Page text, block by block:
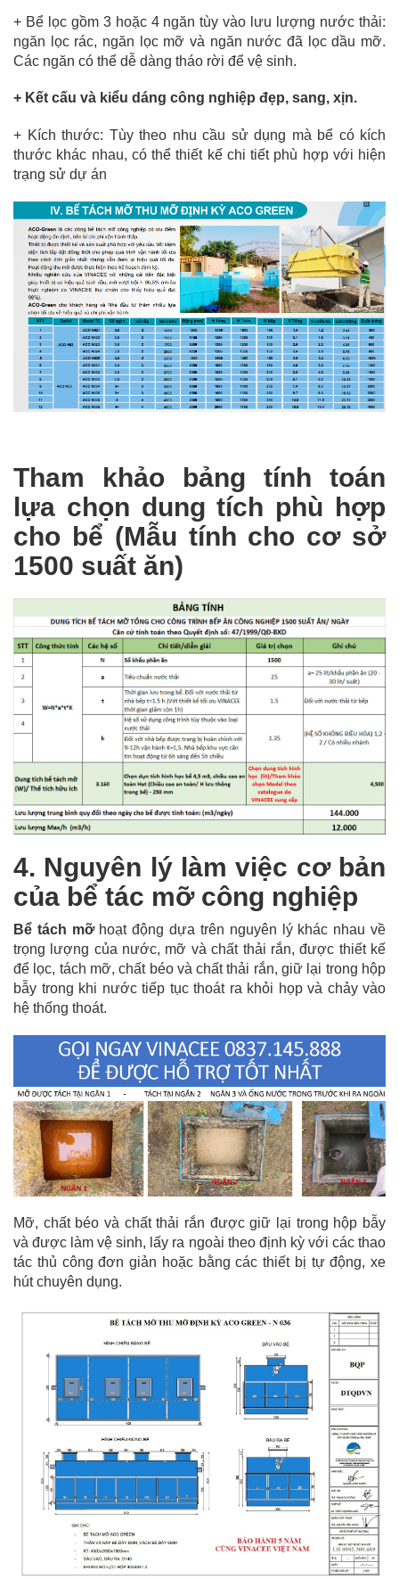
+ Bể lọc gồm 3 hoặc 4 ngăn tùy vào lưu lượng nước thải:
ngăn lọc rác, ngăn lọc mỡ và ngăn nước đã lọc dầu mỡ.
Các ngăn có thể dễ dàng tháo rời để vệ sinh.
+ Kết cấu và kiểu dáng công nghiệp đẹp, sang, xịn.
+ Kích thước: Tùy theo nhu cầu sử dụng mà bể có kích
thước khác nhau, có thể thiết kế chi tiết phù hợp với hiện
trạng sử dự án
Tham khảo bảng tính toán
lựa chọn dung tích phù hợp
cho bể (Mẫu tính cho cơ sở
1500 suất ăn)
4. Nguyên lý làm việc cơ bản
của bể tác mỡ công nghiệp
Bể tách mỡhoạt động dựa trên nguyên lý khác nhau về
trọng lượng của nước, mỡ và chất thải rắn, được thiết kế
để lọc, tách mỡ, chất béo và chất thải rắn, giữ lại trong hộp
bẫy trong khi nước tiếp tục thoát ra khỏi họp và chảy vào
hệ thống thoát.
Mỡ, chất béo và chất thải rắn được giữ lại trong hộp bẫy
và được làm vệ sinh, lấy ra ngoài theo định kỳ với các thao
tác thủ công đơn giản hoặc bằng các thiết bị tự động, xe
hút chuyên dụng.